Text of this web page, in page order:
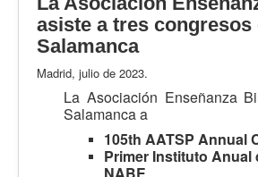
asiste a tres congresos
Salamanca
Madrid, julio de 2023.
La Asociación Enseñanza
Salamanca a
105th AATSP Annual
Primer Instituto Anual